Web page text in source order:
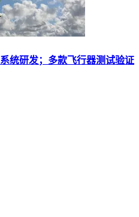
统研发；多款飞行器测试验证